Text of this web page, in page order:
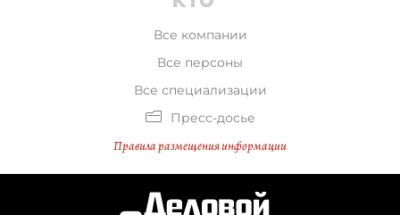
Все компании
Все персоны
Все специализации
Пресс-досье
Правила размещения информации